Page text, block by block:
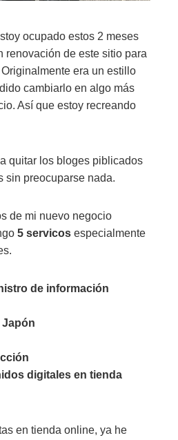
ocupado estos 2 meses
renovación de este sitio para
era un estillo
cambiarlo en algo más
Así que estoy recreando
quitar los bloges piblicados
sin preocuparse nada.
de mi nuevo negocio
5 servicos especialmente
de información
Japón
digitales en tienda
en tienda online, ya he